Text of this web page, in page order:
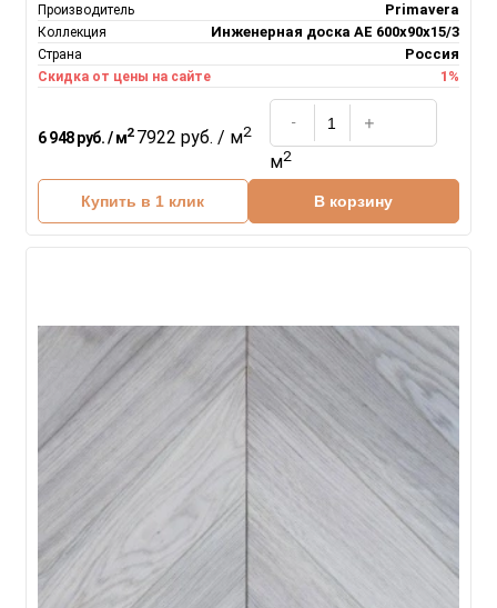
Производитель Primavera
Коллекция Инженерная доска АЕ 600х90х15/3
Страна Россия
Скидка от цены на сайте 1%
6 948 руб. / м2 7922 руб. / м2
м2
Купить в 1 клик В корзину